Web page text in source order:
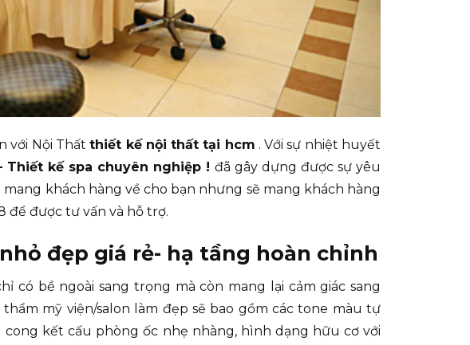
với Nội Thấtthiết kế nội thất tại hcm . Với sự nhiệt huyết
Thiết kế spa chuyên nghiệp ! đã gây dựng được sự yêu
mang khách hàng về cho bạn nhưng sẽ mang khách hàng
để được tư vấn và hỗ trợ.
đẹp giá rẻ- hạ tầng hoàn chỉnh
có bề ngoài sang trọng mà còn mang lại cảm giác sang
mỹ viện/salon làm đẹp sẽ bao gồm các tone màu tự
kết cấu phòng ốc nhẹ nhàng, hình dạng hữu cơ với